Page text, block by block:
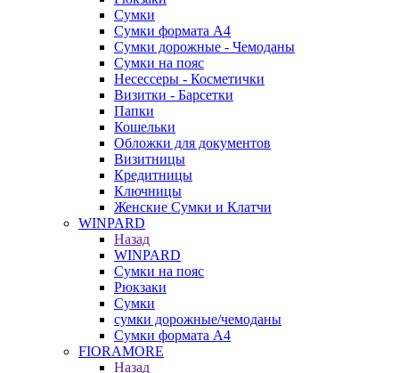
Сумки
Сумки формата А4
Сумки дорожные - Чемоданы
Сумки на пояс
Несессеры - Косметички
Визитки - Барсетки
Папки
Кошельки
Обложки для документов
Визитницы
Кредитницы
Ключницы
Женские Сумки и Клатчи
WINPARD
Назад
WINPARD
Сумки на пояс
Рюкзаки
Сумки
сумки дорожные/чемоданы
Сумки формата А4
FIORAMORE
Назад